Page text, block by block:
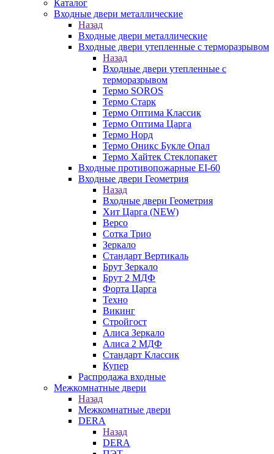
Каталог
Входные двери металлические
Назад
Входные двери металлические
Входные двери утепленные с терморазрывом
Назад
Входные двери утепленные с
терморазрывом
Термо SOROS
Термо Старк
Термо Оптима Классик
Термо Оптима Царга
Термо Норд
Термо Оникс Букле Опал
Термо Хайтек Стеклопакет
Входные противопожарные EI-60
Входные двери Геометрия
Назад
Входные двери Геометрия
Хит Царга (NEW)
Версо
Сотка Трио
Зеркало
Стандарт Вертикаль
Брут Зеркало
Брут 2 МДФ
Форта Царга
Техно
Викинг
Стройгост
Алиса Зеркало
Алиса 2 МДФ
Стандарт Классик
Купер
Распродажа входные
Межкомнатные двери
Назад
Межкомнатные двери
DERA
Назад
DERA